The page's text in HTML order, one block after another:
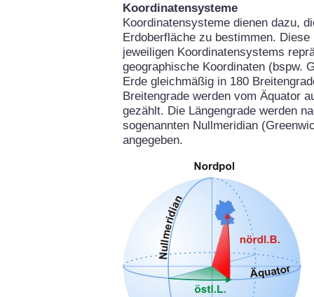
Koordinatensysteme
Koordinatensysteme dienen dazu,
Erdoberfläche zu bestimmen.
jeweiligen Koordinatensystems
geographische Koordinaten (bspw.
Erde gleichmäßig in 180
Breitengrade werden vom Äquator
gezählt. Die Längengrade werden
sogenannten Nullmeridian
angegeben.